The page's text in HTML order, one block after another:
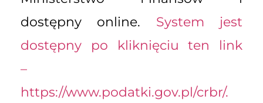
dostępny online. System jest
dostępny po kliknięciu ten link
–
https://www.podatki.gov.pl/crbr/.